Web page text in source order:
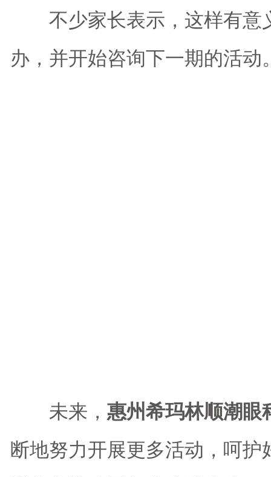
不少家长表示，这样有意
办，并开始咨询下一期的活动
未来， 惠州希玛林顺潮眼
断地努力开展更多活动，呵